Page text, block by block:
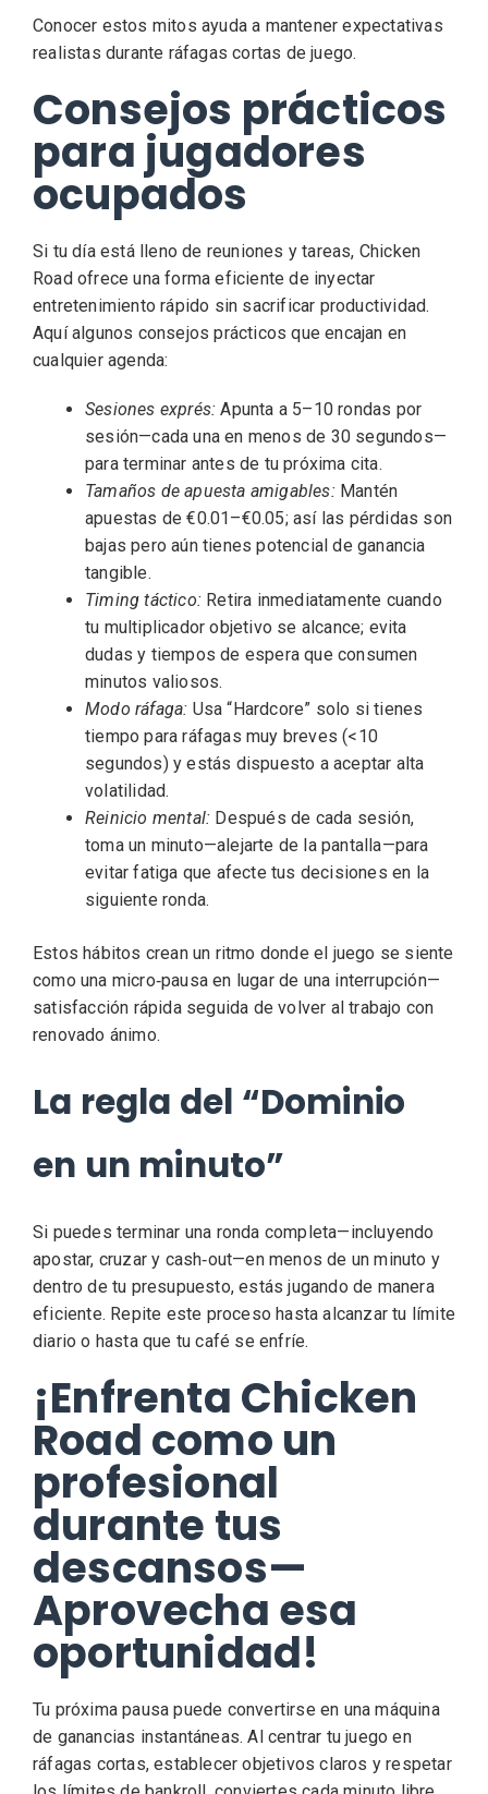
Conocer estos mitos ayuda a mantener expectativas
realistas durante ráfagas cortas de juego.
Consejos prácticos
para jugadores
ocupados
Si tu día está lleno de reuniones y tareas, Chicken
Road ofrece una forma eficiente de inyectar
entretenimiento rápido sin sacrificar productividad.
Aquí algunos consejos prácticos que encajan en
cualquier agenda:
Sesiones exprés: Apunta a 5–10 rondas por
sesión—cada una en menos de 30 segundos—
para terminar antes de tu próxima cita.
Tamaños de apuesta amigables:Mantén
apuestas de €0.01–€0.05; así las pérdidas son
bajas pero aún tienes potencial de ganancia
tangible.
Timing táctico: Retira inmediatamente cuando
tu multiplicador objetivo se alcance; evita
dudas y tiempos de espera que consumen
minutos valiosos.
Modo ráfaga: Usa “Hardcore” solo si tienes
tiempo para ráfagas muy breves (<10
segundos) y estás dispuesto a aceptar alta
volatilidad.
Reinicio mental: Después de cada sesión,
toma un minuto—alejarte de la pantalla—para
evitar fatiga que afecte tus decisiones en la
siguiente ronda.
Estos hábitos crean un ritmo donde el juego se siente
como una micro‑pausa en lugar de una interrupción—
satisfacción rápida seguida de volver al trabajo con
renovado ánimo.
La regla del “Dominio
en un minuto”
Si puedes terminar una ronda completa—incluyendo
apostar, cruzar y cash‑out—en menos de un minuto y
dentro de tu presupuesto, estás jugando de manera
eficiente. Repite este proceso hasta alcanzar tu límite
diario o hasta que tu café se enfríe.
¡Enfrenta Chicken
Road como un
profesional
durante tus
descansos—
Aprovecha esa
oportunidad!
Tu próxima pausa puede convertirse en una máquina
de ganancias instantáneas. Al centrar tu juego en
ráfagas cortas, establecer objetivos claros y respetar